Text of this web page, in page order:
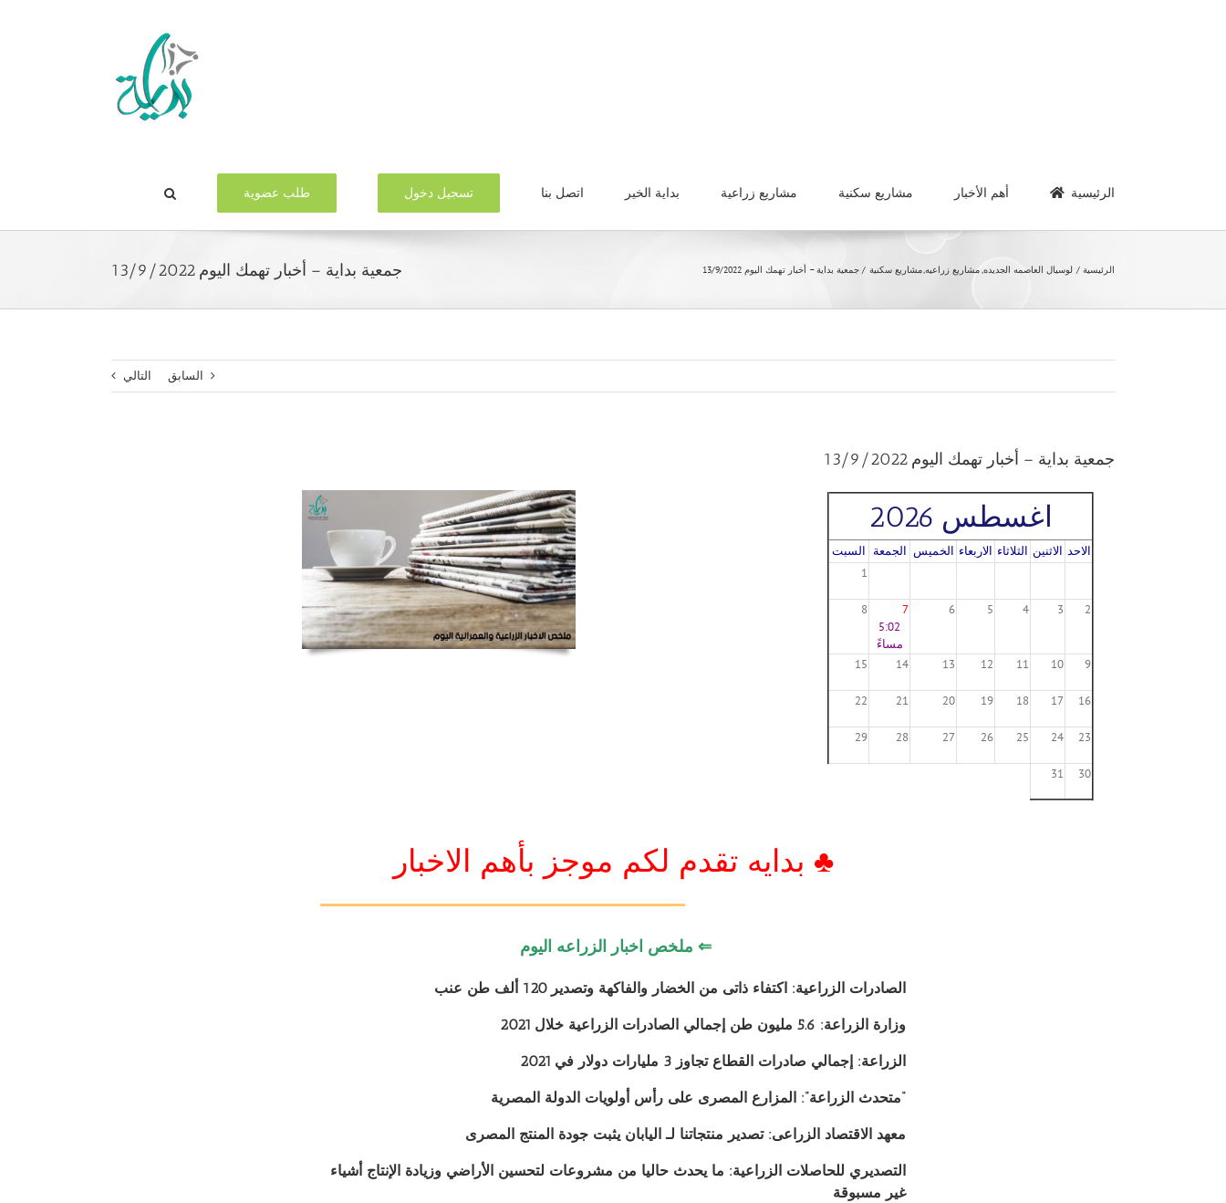
الرئيسية أهم الأخبار مشاريع سكنية مشاريع زراعية بداية الخير اتصل بنا تسجيل دخول طلب عضوية
جمعية بداية – أخبار تهمك اليوم 13/9/2022 الرئيسية لوسيال العاصمه الجديده مشاريع زراعيه مشاريع سكنية جمعية بداية – أخبار تهمك اليوم 13/9/2022
السابق التالي
جمعية بداية – أخبار تهمك اليوم 13/9/2022
اغسطس 2026
الاحد الاثنين الثلاثاء الاربعاء الخميس الجمعة السبت
1
2
3
4
5
6
7
5:02
مساءً
8
9
10
11
12
13
14
15
16
17
18
19
20
21
22
23
24
25
26
27
28
29
30
31
♣ بدايه تقدم لكم موجز بأهم الاخبار
⇐ ملخص اخبار الزراعه اليوم
الصادرات الزراعية: اكتفاء ذاتى من الخضار والفاكهة وتصدير 120 ألف طن عنب
وزارة الزراعة: 5.6 مليون طن إجمالي الصادرات الزراعية خلال 2021
الزراعة: إجمالي صادرات القطاع تجاوز 3 مليارات دولار في 2021
“متحدث الزراعة”: المزارع المصرى على رأس أولويات الدولة المصرية
معهد الاقتصاد الزراعى: تصدير منتجاتنا لـ اليابان يثبت جودة المنتج المصرى
التصديري للحاصلات الزراعية: ما يحدث حاليا من مشروعات لتحسين الأراضي وزيادة الإنتاج أشياء
غير مسبوقة